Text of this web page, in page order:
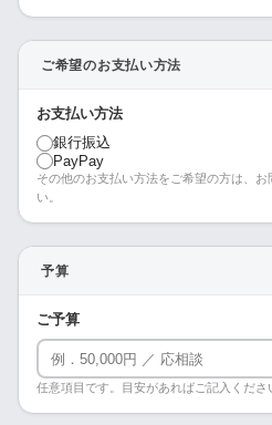
ご希望のお支払い方法
お支払い方法
銀行振込
PayPay
その他のお支払い方法をご希望の方は、
い。
予算
ご予算
任意項目です。目安があればご記入くださ